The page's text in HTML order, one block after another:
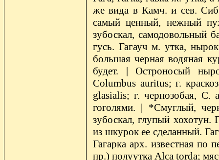
же вида в Камч. и сев.
самый ценный, нежный
зубоскал, самодовольный
гусь. Гагауч м. утка,
большая черная водяная
будет. | Остроносый
Columbus auritus; г.
glasialis; г. чернозобая, С.
гоголями. | *Смуглый,
зубоскал, глупый хохотун.
из шкурок ее сделанный.
Гагарка арх. известная по
пр.) полуутка Alca torda;